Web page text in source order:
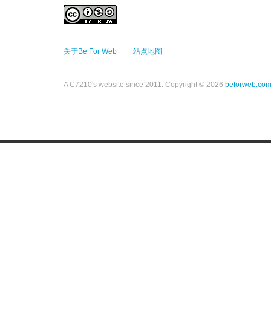
关于Be For Web 站点地图
A C7210's website since 2011. Copyright © 2026 beforweb.com